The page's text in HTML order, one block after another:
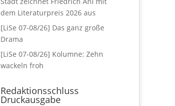
dem Literaturpreis 2026 aus
[LiSe 07-08/26] Das ganz große
Drama
[LiSe 07-08/26] Kolumne: Zehn
wackeln froh
Redaktionsschluss
Druckausgabe